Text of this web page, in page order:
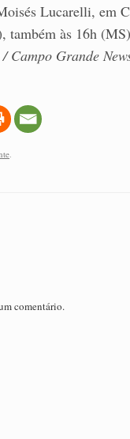
Lucarelli, em
às 16h
Campo Grande
comentário.